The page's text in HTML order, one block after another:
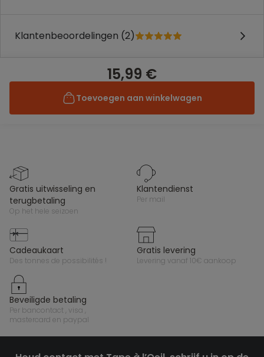
Klantenbeoordelingen (2)
15,99 €
Toevoegen aan winkelwagen
gratis uitwisseling en
terugbetaling
op het hele seizoen
klantendienst
per mail
cadeaukaart
des tonnes de possibilités !
gratis levering
levering vanaf 10€ aankoop
beveiligde betaling
per bancontact , visa ,
mastercard en paypal